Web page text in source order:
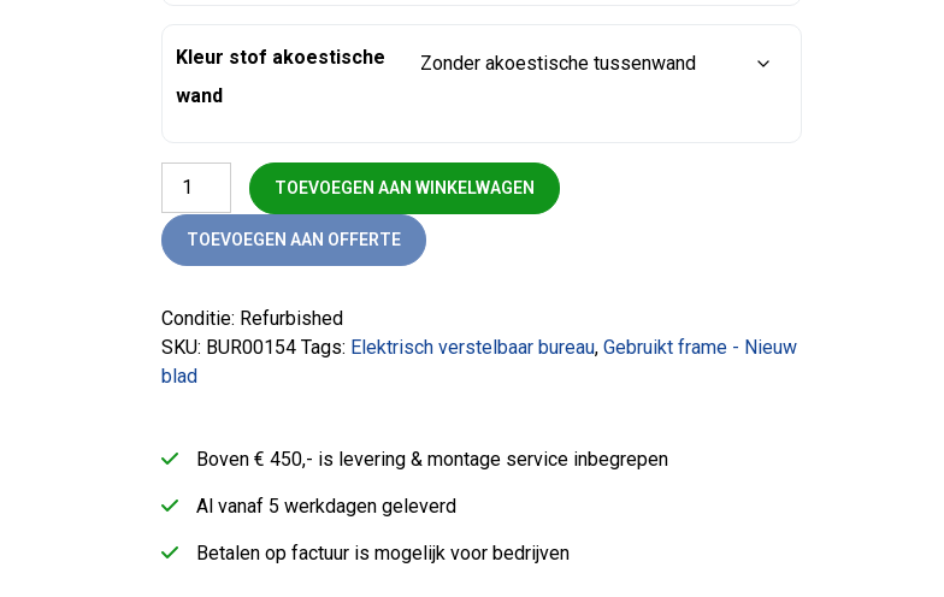
Kleur stof akoestische
wand
Refurbished zit-sta duo bureau elektrisch(aluminium) aantal
TOEVOEGEN AAN WINKELWAGEN
TOEVOEGEN AAN OFFERTE
Conditie: Refurbished
SKU: BUR00154 Tags: Elektrisch verstelbaar bureau,Gebruikt frame - Nieuw
blad
Boven € 450,- is levering & montage service inbegrepen
Al vanaf 5 werkdagen geleverd
Betalen op factuur is mogelijk voor bedrijven